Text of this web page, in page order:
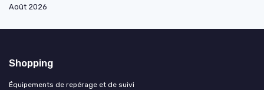
Août 2026
Shopping
Équipements de repérage et de suivi